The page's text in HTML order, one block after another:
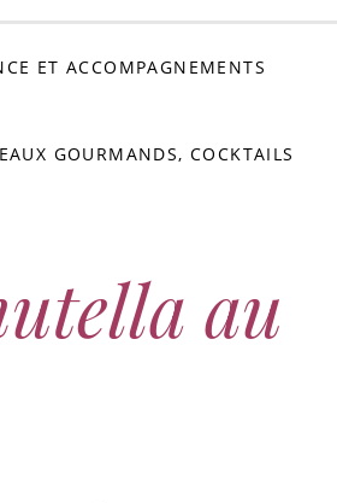
ET ACCOMPAGNEMENTS
GOURMANDS, COCKTAILS
au